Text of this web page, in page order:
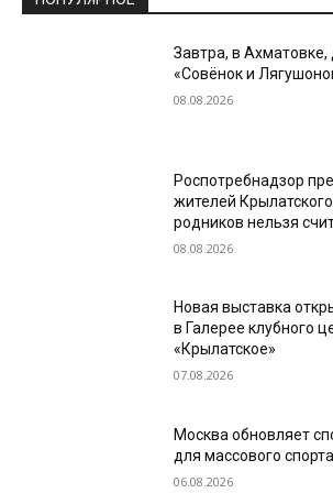
Завтра, в Ахматовке,
«Совёнок и
08.08.2026
Роспотребнадзор
жителей
родников нельзя
08.08.2026
Новая выставка
в Галерее клубного
«Крылатское»
07.08.2026
Москва обновляет
для массового спорта
06.08.2026